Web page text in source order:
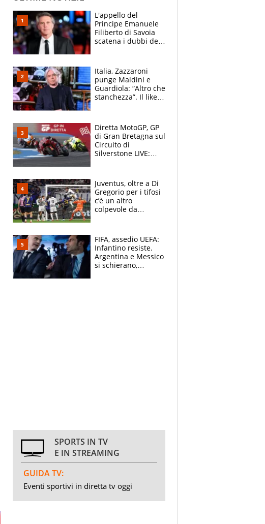
L'appello del
Principe Emanuele
Filiberto di Savoia
scatena i dubbi dei
Italia, Zazzaroni
punge Maldini e
Guardiola: “Altro che
stanchezza”. Il like
Diretta MotoGP, GP
di Gran Bretagna sul
Circuito di
Silverstone LIVE:
Juventus, oltre a Di
Gregorio per i tifosi
c’è un altro
colpevole da
FIFA, assedio UEFA:
Infantino resiste.
Argentina e Messico
si schierano,
SPORTS IN TV
E IN STREAMING
GUIDA TV:
Eventi sportivi in diretta tv oggi